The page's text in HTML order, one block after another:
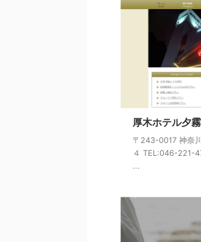
厚木ホテル夕霧
〒243-0017 神奈
４ TEL:046-221-
...